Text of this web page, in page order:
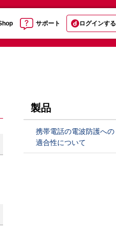
サポート ログインする
製品
携帯電話の電波防護への
適合性について